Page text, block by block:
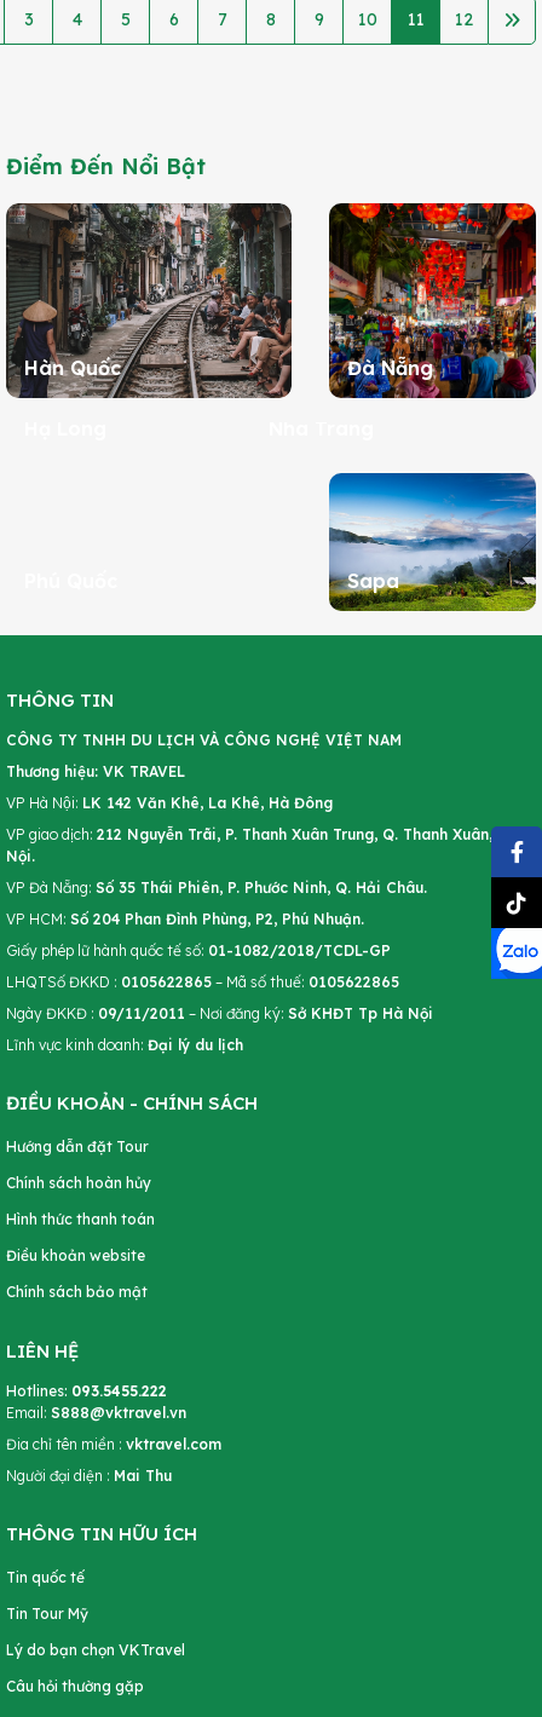
3 4 5 6 7 8 9 10 11 12
Điểm Đến Nổi Bật
Hàn Quốc Đà Nẵng
Nha Trang
Phú Quốc
THÔNG TIN
CÔNG TY TNHH DU LỊCH VÀ CÔNG NGHỆ VIỆT NAM
Thương hiệu: VK TRAVEL
VP Hà Nội:LK 142 Văn Khê, La Khê, Hà Đông
VP giao dịch: 212 Nguyễn Trãi, P. Thanh Xuân Trung, Q. Thanh Xuân, Hà
Nội.
VP HCM:Số 204 Phan Đình Phùng, P2, Phú Nhuận.
Giấy phép lữ hành quốc tế số:
ĐIỀU KHOẢN - CHÍNH SÁCH
Hình thức thanh toán
Điều khoản website
Chính sách bảo mật
LIÊN HỆ
Hotlines:093.5455.222
Người đại diện :